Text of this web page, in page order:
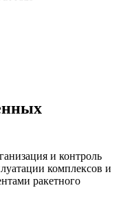
и контроль
комплексов и
ракетного